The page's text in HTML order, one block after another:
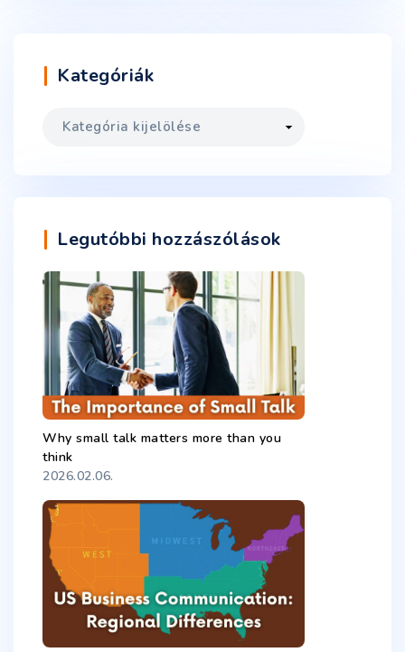
Kategóriák
Legutóbbi hozzászólások
Why small talk matters more than you
think
2026.02.06.